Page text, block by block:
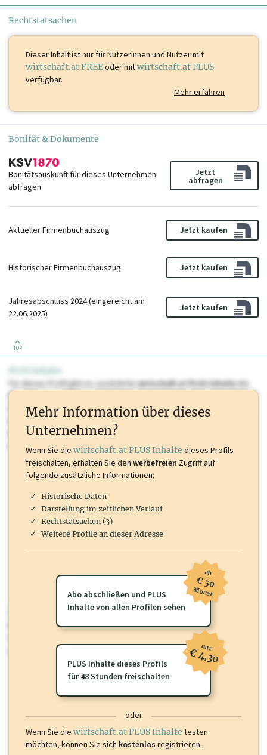
Rechtstatsachen
Dieser Inhalt istnur für Nutzerinnen und Nutzer mit
wirtschaft.at FREEoder mitwirtschaft.at PLUS
verfügbar.
Mehr erfahren
Bonität & Dokumente
Bonitätsauskunft für dieses Unternehmen
abfragen
Jetzt
abfragen
Aktueller Firmenbuchauszug Jetzt kaufen
Historischer Firmenbuchauszug Jetzt kaufen
Jahresabschluss 2024 (eingereicht am
22.06.2025)
Jetzt kaufen
TOP
PLUS Inhalte
Für dieses Profil gibt es zusätzlichewirtschaft.at PLUS Inhaltedie
Sie momentan nicht einsehen können. Schalten Sie dieses Profil frei
oder loggen Sie sich ein um diese Inhalte zu sehen. wirtschaft.at PLUS
Marken, Patente, Rechtstatsachen, OTS-Aussendungen, und viele
mehr.
wirtschaft.at PLUS
Für dieses Profil gibt es zusätzlichewirtschaft.at PLUS Inhalte
Sie momentan nicht einsehen können. Schalten Sie dieses Profil frei
oder loggen Sie sich ein um diese Inhalte zu sehen.
Mehr Information über dieses
Unternehmen?
Wenn Sie die wirtschaft.at PLUS Inhalte dieses Profils
freischalten, erhalten Sie den werbefreien Zugriff auf
folgende zusätzliche Informationen:
Historische Daten
Darstellung im zeitlichen Verlauf
Rechtstatsachen (3)
Weitere Profile an dieser Adresse
Abo abschließen und PLUS
Inhalte von allen Profilen sehen
ab
€ 50
Monat
PLUS Inhalte dieses Profils
für 48 Stunden freischalten
nur
€ 4,30
oder
Wenn Sie die wirtschaft.at PLUS Inhalte testen
möchten, können Sie sich kostenlos registrieren.